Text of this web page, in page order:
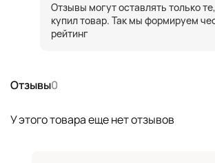
Отзывы0
У этого товара еще нет отзывов
Отзывы могут оставлять только
купил товар. Так мы формируем
рейтинг